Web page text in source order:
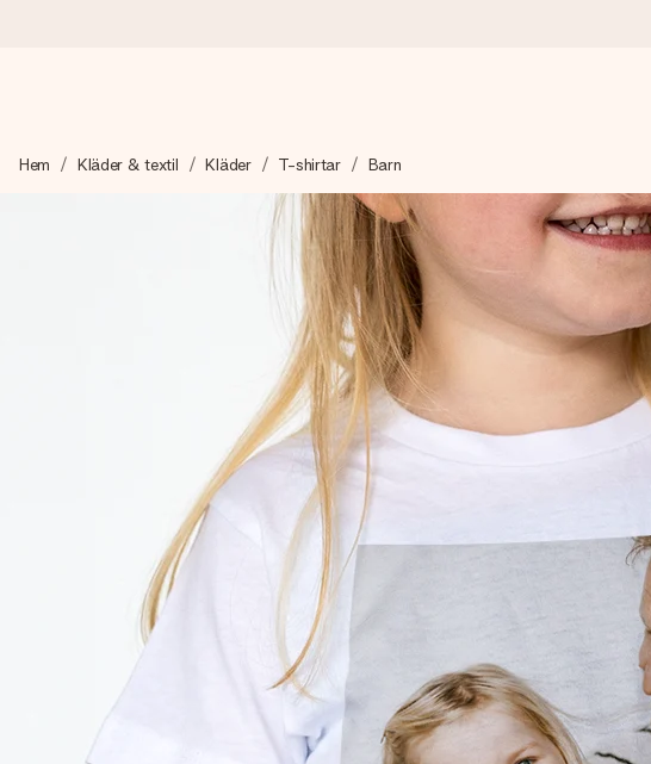
Vi skapar din gåva med omsorg och skickar den blixtsnabbt – så att du kan
4,6 (baserat på +15 000 recensioner)
Våra gåvor inspirerar. Kunder ger oss 4,6 på Google Reviews.
Skapa något unikt med bara några få steg – med hennes namn, ditt foto
Hem Kläder & textil Kläder T-shirtar Barn